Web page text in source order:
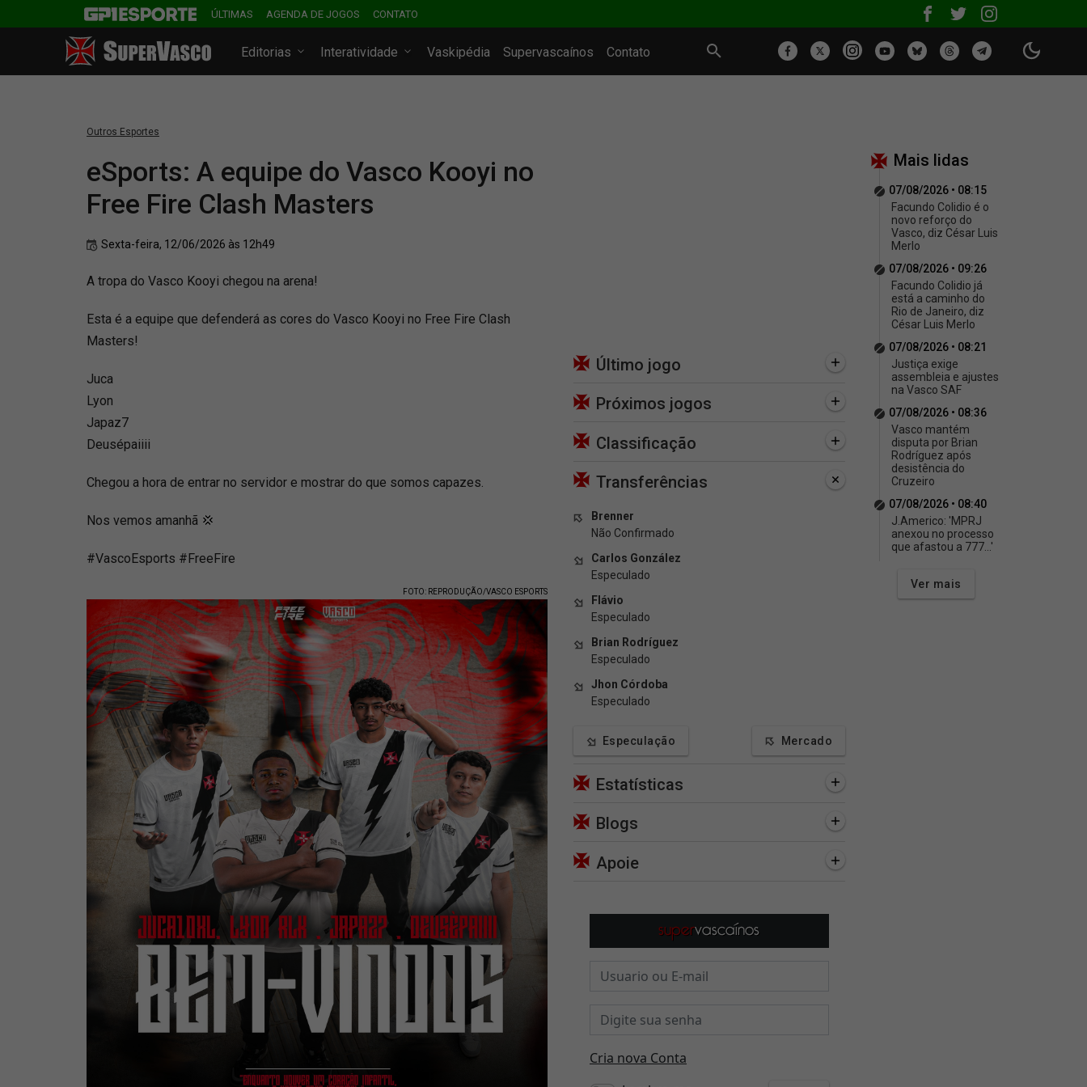
ÚLTIMAS AGENDA DE JOGOS CONTATO
Editorias Interatividade Vaskipédia Supervascaínos Contato
Outros Esportes
eSports: A equipe do Vasco Kooyi no
Free Fire Clash Masters
Sexta-feira, 12/06/2026 às 12h49
A tropa do Vasco Kooyi chegou na arena!
Esta é a equipe que defenderá as cores do Vasco Kooyi no Free Fire Clash
Masters!
Juca
Lyon
Japaz7
Deusépaiiii
Chegou a hora de entrar no servidor e mostrar do que somos capazes.
Nos vemos amanhã 💢
#VascoEsports #FreeFire
FOTO: REPRODUÇÃO/VASCO ESPORTS
Último jogo
Próximos jogos
Classificação
Transferências
Brenner
Não Confirmado
Carlos González
Especulado
Flávio
Especulado
Brian Rodríguez
Especulado
Jhon Córdoba
Especulado
Especulação Mercado
Estatísticas
Blogs
Apoie
Mais lidas
07/08/2026 • 08:15
Facundo Colidio é o
novo reforço do
Vasco, diz César Luis
Merlo
07/08/2026 • 09:26
Facundo Colidio já
está a caminho do
Rio de Janeiro, diz
César Luis Merlo
07/08/2026 • 08:21
Justiça exige
assembleia e ajustes
na Vasco SAF
07/08/2026 • 08:36
Vasco mantém
disputa por Brian
Rodríguez após
desistência do
Cruzeiro
07/08/2026 • 08:40
J.Americo: 'MPRJ
anexou no processo
que afastou a 777...'
Ver mais